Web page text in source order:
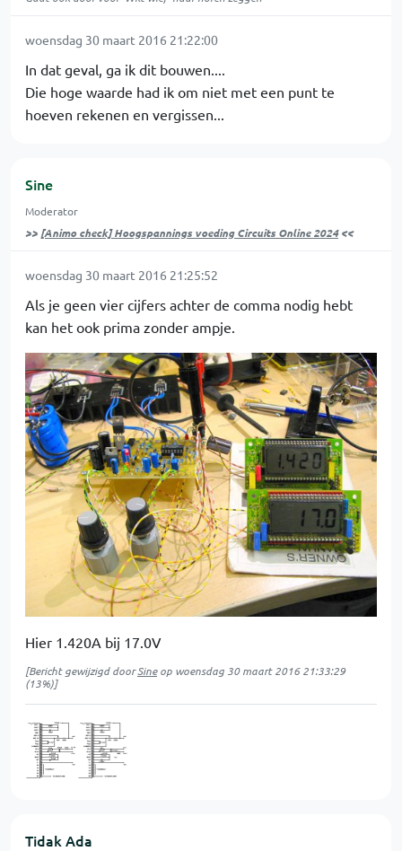
woensdag 30 maart 2016 21:22:00
In dat geval, ga ik dit bouwen....
Die hoge waarde had ik om niet met een punt te
hoeven rekenen en vergissen...
Sine
Moderator
>> [Animo check] Hoogspannings voeding Circuits Online 2024<<
woensdag 30 maart 2016 21:25:52
Als je geen vier cijfers achter de comma nodig hebt
kan het ook prima zonder ampje.
Hier 1.420A bij 17.0V
[Bericht gewijzigd doorSineop woensdag 30 maart 2016 21:33:29
(13%)]
Tidak Ada